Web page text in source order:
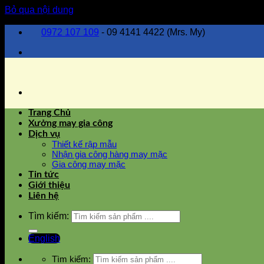
Bỏ qua nội dung
0972 107 109 - 09 4141 4422 (Mrs. My)
Trang Chủ
Xưởng may gia công
Dịch vụ
Thiết kế rập mẫu
Nhận gia công hàng may mặc
Gia công may mặc
Tin tức
Giới thiệu
Liên hệ
Tìm kiếm:
English
Tìm kiếm: